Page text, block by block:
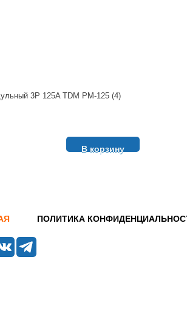
3P 125A TDM РМ-125 (4)
В корзину
ПОЛИТИКА